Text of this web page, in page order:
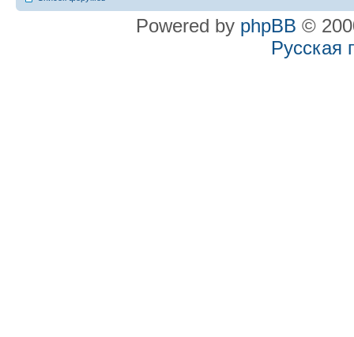
Powered by phpBB ©
Русская